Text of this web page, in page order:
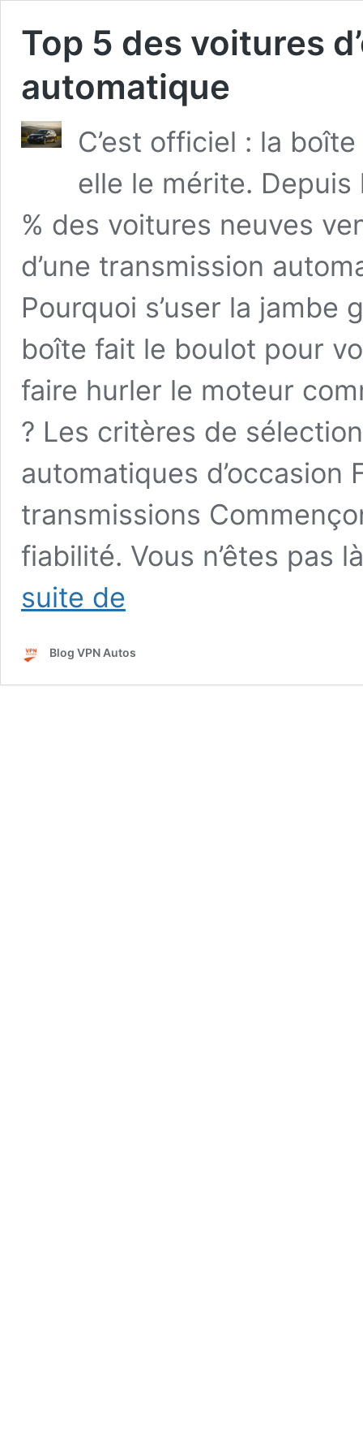
Top 5 des voitures
automatique
C’est officiel : la
elle le mérite. Depuis
% des voitures neuves
d’une transmission
Pourquoi s’user la jambe
boîte fait le boulot pour
faire hurler le moteur
? Les critères de
automatiques
transmissions
fiabilité. Vous n’êtes
suite de
d’occasion
boîte
Blog VPN Autos